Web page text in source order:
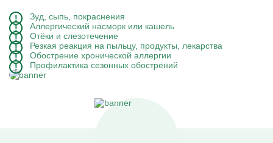
Зуд, сыпь, покраснения
Аллергический насморк или кашель
Отёки и слезотечение
Резкая реакция на пыльцу, продукты, лекарства
Обострение хронической аллергии
Профилактика сезонных обострений